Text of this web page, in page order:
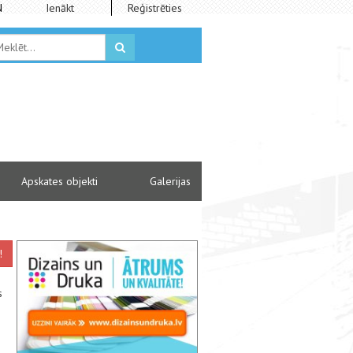
Ienākt Reģistrēties
Apskates objekti Galerijas